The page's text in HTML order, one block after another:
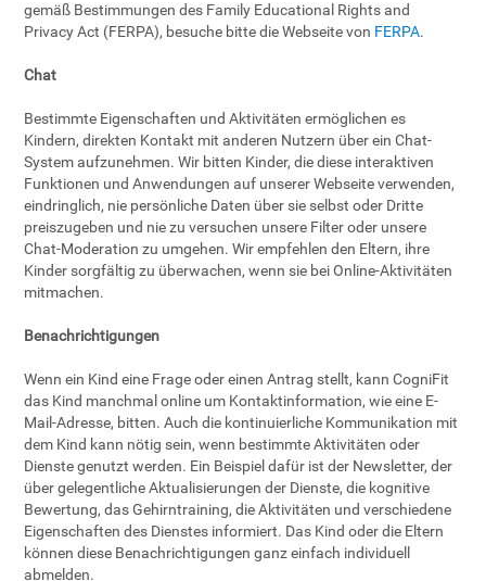
gemäß Bestimmungen des Family Educational Rights and
Privacy Act (FERPA), besuche bitte die Webseite von FERPA.
Chat
Bestimmte Eigenschaften und Aktivitäten ermöglichen es
Kindern, direkten Kontakt mit anderen Nutzern über ein Chat-
System aufzunehmen. Wir bitten Kinder, die diese interaktiven
Funktionen und Anwendungen auf unserer Webseite verwenden,
eindringlich, nie persönliche Daten über sie selbst oder Dritte
preiszugeben und nie zu versuchen unsere Filter oder unsere
Chat-Moderation zu umgehen. Wir empfehlen den Eltern, ihre
Kinder sorgfältig zu überwachen, wenn sie bei Online-Aktivitäten
mitmachen.
Benachrichtigungen
Wenn ein Kind eine Frage oder einen Antrag stellt, kann CogniFit
das Kind manchmal online um Kontaktinformation, wie eine E-
Mail-Adresse, bitten. Auch die kontinuierliche Kommunikation mit
dem Kind kann nötig sein, wenn bestimmte Aktivitäten oder
Dienste genutzt werden. Ein Beispiel dafür ist der Newsletter, der
über gelegentliche Aktualisierungen der Dienste, die kognitive
Bewertung, das Gehirntraining, die Aktivitäten und verschiedene
Eigenschaften des Dienstes informiert. Das Kind oder die Eltern
können diese Benachrichtigungen ganz einfach individuell
abmelden.